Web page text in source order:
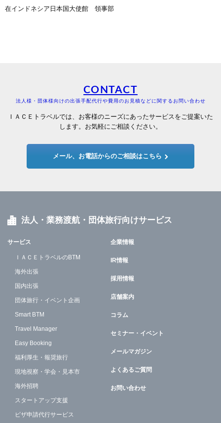
在インドネシア日本国大使館 領事部
CONTACT
法人様・団体様向けの出張手配代行や費用のお見積などに関するお問い合わせ
ＩＡＣＥトラベルでは、お客様のニーズにあったサービスをご提案いた
します。お気軽にご相談ください。
メール、お電話からのご相談はこちら
法人・業務渡航・団体旅行向けサービス
サービス
ＩＡＣＥトラベルのBTM
海外出張
国内出張
団体旅行・イベント企画
Smart BTM
Travel Manager
Easy Booking
福利厚生・報奨旅行
現地視察・学会・見本市
海外招聘
スタートアップ支援
ビザ申請代行サービス
企業情報
IR情報
採用情報
店舗案内
コラム
セミナー・イベント
メールマガジン
よくあるご質問
お問い合わせ